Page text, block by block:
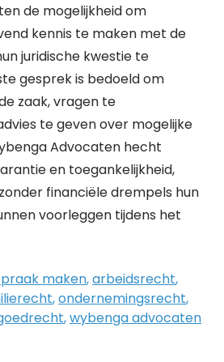
de mogelijkheid om
kennis te maken met de
juridische kwestie te
gesprek is bedoeld om
zaak, vragen te
te geven over mogelijke
Advocaten hecht
en toegankelijkheid,
financiële drempels hun
voorleggen tijdens het
maken,arbeidsrecht,
,ondernemingsrecht,
,wybenga advocaten